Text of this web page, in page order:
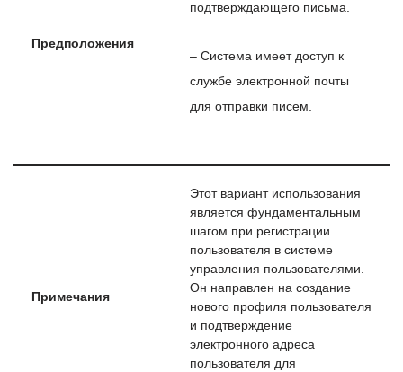
Предположения
подтверждающего письма.
– Система имеет доступ к
службе электронной почты
для отправки писем.
Примечания
Этот вариант использования
является фундаментальным
шагом при регистрации
пользователя в системе
управления пользователями.
Он направлен на создание
нового профиля пользователя
и подтверждение
электронного адреса
пользователя для